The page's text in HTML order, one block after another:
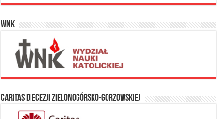
WNK
Caritas Diecezji Zielonogórsko-Gorzowskiej